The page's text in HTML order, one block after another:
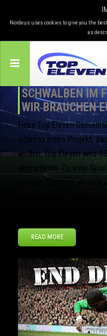
Nordeus uses cookies to give you the
as
SCHWALBEN IM
IR BRAUCHEN
Liebe Top Eleven
interessantes Projekt,
wollen. Top Eleven wird
ausradieren. Zu viele
diesem Sommer, werden
READ MORE